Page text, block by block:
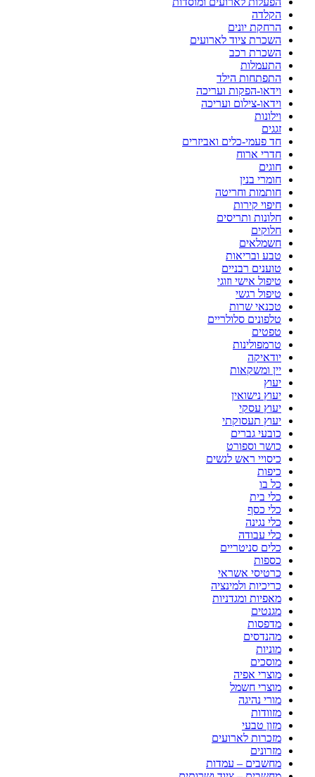
הקלדה
הרחקת יונים
השכרת ציוד לארועים
השכרת רכב
התעמלות
התפתחות הילד
וידאו-הפקות ועריכה
וידאו-צילום ועריכה
וילונות
זגגים
חד פעמי-כלים ואביזרים
חדרי ארוח
חוגים
חומרי בנין
חותמות וחריטה
חיפוי קירות
חלונות ותריסים
חלוקים
חשמלאים
טבע ובריאות
טוענים רבניים
טיפול אישי וזוגי
טיפול רגשי
טכנאי שרות
טלפונים סלולריים
טפטים
טרמפולינות
יודאיקה
יין ומשקאות
יעוץ
יעוץ נישואין
יעוץ עסקי
יעוץ תעסוקתי
כובעי גברים
כושר וספורט
כיסויי ראש לנשים
כיפות
כל בו
כלי בית
כלי כסף
כלי נגינה
כלי עבודה
כלים סניטריים
כספות
כרטיסי אשראי
כריכיות ולמינציה
מאפיות ומגדניות
מגנטים
מדפסות
מהנדסים
מוניות
מוסכים
מוצרי אפיה
מוצרי חשמל
מורי נהיגה
מזוודות
מזון טבעי
מזכרות לארועים
מזרונים
מחשבים – עמדות